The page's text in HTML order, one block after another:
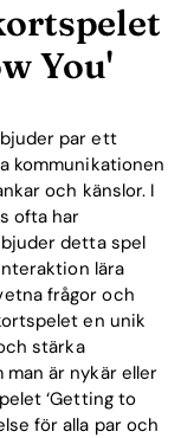
You'
par ett
kommunikationen
och känslor. I
ofta har
detta spel
lära
frågor och
en unik
stärka
är nykär eller
‘Getting to
för alla par och